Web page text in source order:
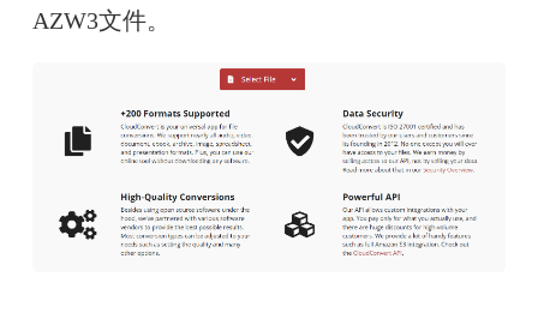
AZW3文件。